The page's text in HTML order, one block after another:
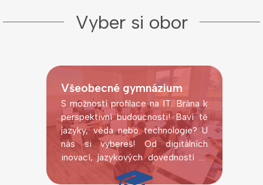
Vyber si obor
Všeobecné gymnázium
S možností profilace na IT. Brána k
perspektivní budoucnosti! Baví tě
jazyky, věda nebo technologie? U
nás si vybereš! Od digitálních
inovací, jazykových dovedností až
po laboratorní pokusy.